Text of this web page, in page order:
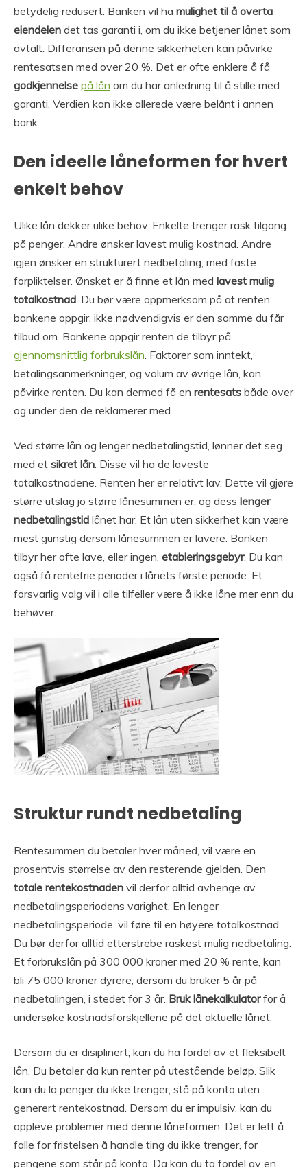
betydelig redusert. Banken vil ha mulighet til å overta
eiendelen det tas garanti i, om du ikke betjener lånet som
avtalt. Differansen på denne sikkerheten kan påvirke
rentesatsen med over 20 %. Det er ofte enklere å få
godkjennelse på lån om du har anledning til å stille med
garanti. Verdien kan ikke allerede være belånt i annen
bank.
Den ideelle låneformen for hvert
enkelt behov
Ulike lån dekker ulike behov. Enkelte trenger rask tilgang
på penger. Andre ønsker lavest mulig kostnad. Andre
igjen ønsker en strukturert nedbetaling, med faste
forpliktelser. Ønsket er å finne et lån med lavest mulig
totalkostnad. Du bør være oppmerksom på at renten
bankene oppgir, ikke nødvendigvis er den samme du får
tilbud om. Bankene oppgir renten de tilbyr på
gjennomsnittlig forbrukslån. Faktorer som inntekt,
betalingsanmerkninger, og volum av øvrige lån, kan
påvirke renten. Du kan dermed få en rentesats både over
og under den de reklamerer med.
Ved større lån og lenger nedbetalingstid, lønner det seg
med et sikret lån. Disse vil ha de laveste
totalkostnadene. Renten her er relativt lav. Dette vil gjøre
større utslag jo større lånesummen er, og dess lenger
nedbetalingstid lånet har. Et lån uten sikkerhet kan være
mest gunstig dersom lånesummen er lavere. Banken
tilbyr her ofte lave, eller ingen, etableringsgebyr. Du kan
også få rentefrie perioder i lånets første periode. Et
forsvarlig valg vil i alle tilfeller være å ikke låne mer enn du
behøver.
Struktur rundt nedbetaling
Rentesummen du betaler hver måned, vil være en
prosentvis størrelse av den resterende gjelden. Den
totale rentekostnaden vil derfor alltid avhenge av
nedbetalingsperiodens varighet. En lenger
nedbetalingsperiode, vil føre til en høyere totalkostnad.
Du bør derfor alltid etterstrebe raskest mulig nedbetaling.
Et forbrukslån på 300 000 kroner med 20 % rente, kan
bli 75 000 kroner dyrere, dersom du bruker 5 år på
nedbetalingen, i stedet for 3 år. Bruk lånekalkulatorfor å
undersøke kostnadsforskjellene på det aktuelle lånet.
Dersom du er disiplinert, kan du ha fordel av et fleksibelt
lån. Du betaler da kun renter på utestående beløp. Slik
kan du la penger du ikke trenger, stå på konto uten
generert rentekostnad. Dersom du er impulsiv, kan du
oppleve problemer med denne låneformen. Det er lett å
falle for fristelsen å handle ting du ikke trenger, for
pengene som står på konto. Da kan du ta fordel av en